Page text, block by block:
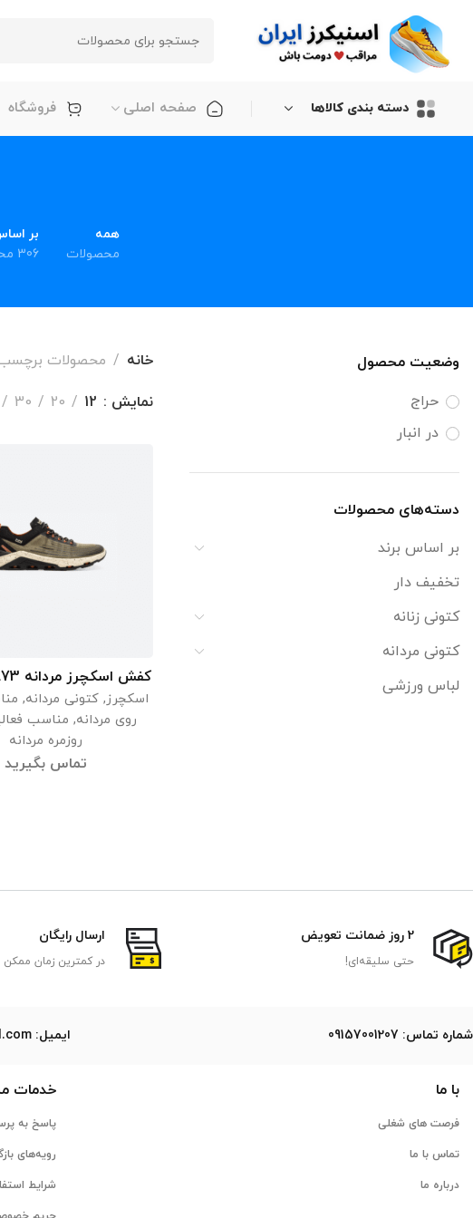
دسته بندی کالاها صفحه اصلی فروشگاه
همه
محصولات
بر
306 محصولات
وضعیت محصول
حراج
در انبار
دسته‌های محصولات
بر اساس برند
تخفیف دار
کتونی زنانه
کتونی مردانه
لباس ورزشی
خانه محصولات
نمایش 12
20
30
اطلاعات بیشتر
کفش اسکچرز مردانه 210873 OLV
اسکچرز,کتونی مردانه,
روی مردانه, مناسب
روزمره مردانه
تماس بگیرید
2 روز ضمانت تعویض
حتی سلیقه‌ای!
ارسال رایگان
در کمترین زمان ممکن
ﺷﻤﺎره ﺗﻤﺎس: 09157001207 ایمیل: sneakersiran98@gmail.com
با ما
فرصت های شغلی
تماس با ما
درباره ما
خدمات
پاسخ به
رویه‌های
شرایط